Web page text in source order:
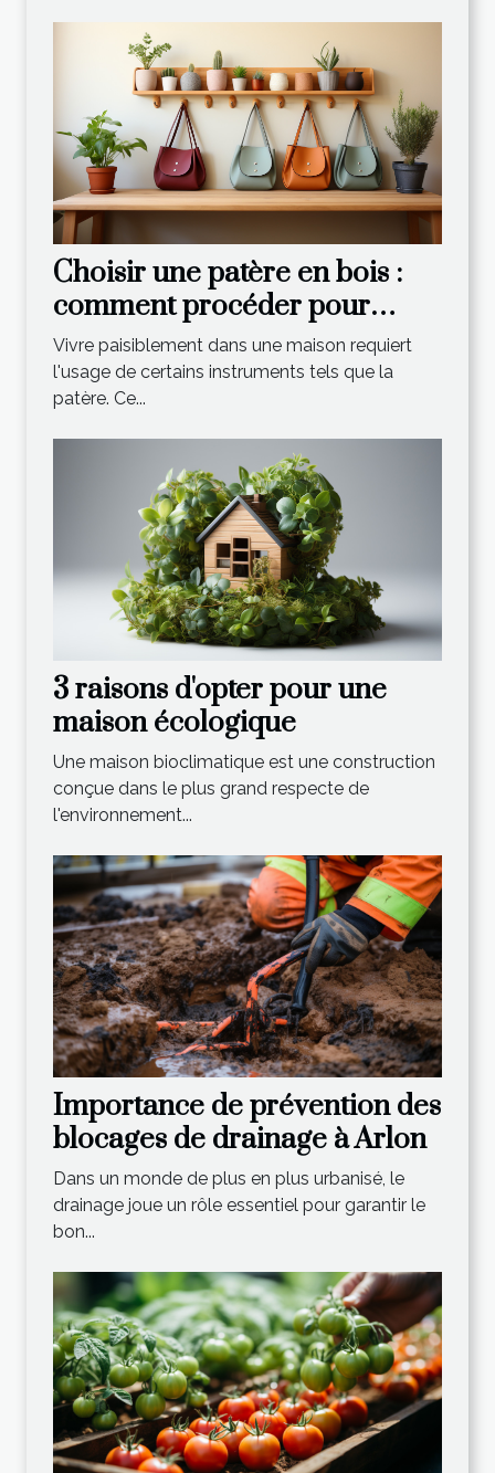
Choisir une patère en bois :
comment procéder pour
effectuer un choix optimal ?
Vivre paisiblement dans une maison requiert
l'usage de certains instruments tels que la
patère. Ce...
3 raisons d'opter pour une
maison écologique
Une maison bioclimatique est une construction
conçue dans le plus grand respecte de
l'environnement...
Importance de prévention des
blocages de drainage à Arlon
Dans un monde de plus en plus urbanisé, le
drainage joue un rôle essentiel pour garantir le
bon...